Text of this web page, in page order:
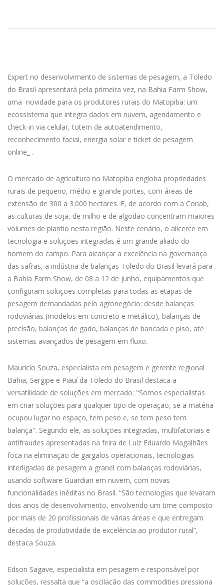
Expert no desenvolvimento de sistemas de pesagem, a Toledo
do Brasil apresentará pela primeira vez, na Bahia Farm Show,
uma novidade para os produtores rurais do Matopiba: um
ecossistema que integra dados em nuvem, agendamento e
check-in via celular, totem de autoatendimento,
reconhecimento facial, energia solar e ticket de pesagem
online_ .
O mercado de agricultura no Matopiba engloba propriedades
rurais de pequeno, médio e grande portes, com áreas de
extensão de 300 a 3.000 hectares. E, de acordo com a Conab,
as culturas de soja, de milho e de algodão concentram maiores
volumes de plantio nesta região. Neste cenário, o alicerce em
tecnologia e soluções integradas é um grande aliado do
homem do campo. Para alcançar a excelência na governança
das safras, a indústria de balanças Toledo do Brasil levará para
a Bahia Farm Show, de 08 a 12 de junho, equipamentos que
configuram soluções completas para todas as etapas de
pesagem demandadas pelo agronegócio: desde balanças
rodoviárias (modelos em concreto e metálico), balanças de
precisão, balanças de gado, balanças de bancada e piso, até
sistemas avançados de pesagem em fluxo.
Mauricio Souza, especialista em pesagem e gerente regional
Bahia, Sergipe e Piauí da Toledo do Brasil destaca a
versatilidade de soluções em mercado: "Somos especialistas
em criar soluções para qualquer tipo de operação, se a matéria
ocupou lugar no espaço, tem peso e, se tem peso tem
balança". Segundo ele, as soluções integradas, multifatoriais e
antifraudes apresentadas na feira de Luiz Eduardo Magalhães
foca na eliminação de gargalos operacionais, tecnologias
interligadas de pesagem a granel com balanças rodoviárias,
usando software Guardian em nuvem, com novas
funcionalidades inéditas no Brasil. “São tecnologias que levaram
dois anos de desenvolvimento, envolvendo um time composto
por mais de 20 profissionais de várias áreas e que entregam
décadas de produtividade de excelência ao produtor rural”,
destaca Souza.
Edson Sagave, especialista em pesagem e responsável por
soluções, ressalta que “a oscilação das commodities pressiona